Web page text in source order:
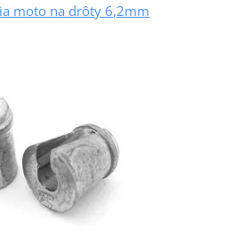
moto na drôty 6,2mm